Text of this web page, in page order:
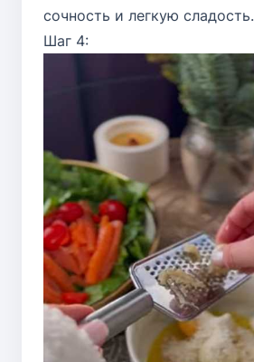
сочность и легкую сладость.
Шаг 4: